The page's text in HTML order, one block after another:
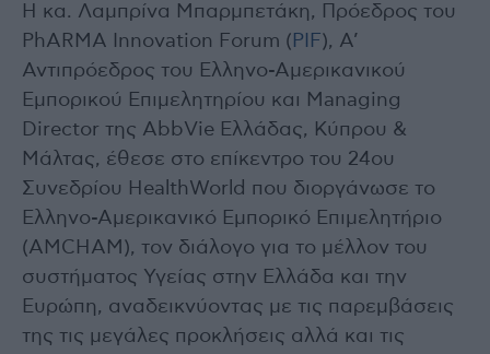
Η κα. Λαμπρίνα Μπαρμπετάκη, Πρόεδρος του
PhARMA Innovation Forum ( PIF), Α’
Αντιπρόεδρος του Ελληνο-Αμερικανικού
Εμπορικού Επιμελητηρίου και Managing
Director της AbbVie Ελλάδας, Κύπρου &
Μάλτας, έθεσε στο επίκεντρο του 24ου
Συνεδρίου HealthWorld που διοργάνωσε το
Ελληνο-Αμερικανικό Εμπορικό Επιμελητήριο
(AMCHAM), τον διάλογο για το μέλλον του
συστήματος Υγείας στην Ελλάδα και την
Ευρώπη, αναδεικνύοντας με τις παρεμβάσεις
της τις μεγάλες προκλήσεις αλλά και τις